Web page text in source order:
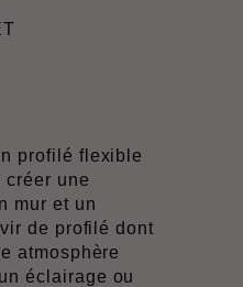
profilé flexible
une
mur et un
de profilé dont
atmosphère
éclairage ou